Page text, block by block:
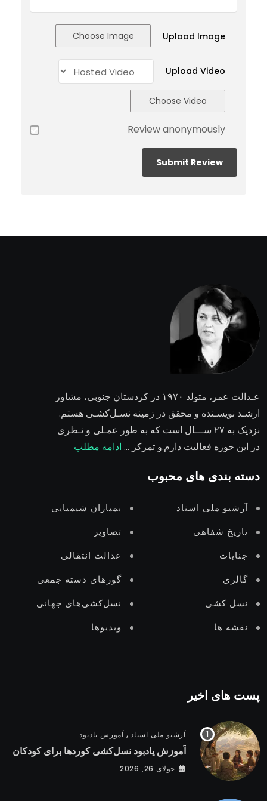
Upload Image
Choose Image
Upload Video
Choose Video
Review anonymously
عـدالت عمر، متولد ۱۹۷۰ در کردستان جنوبی، مشاور
ارشـد نویسـنده و محقق در زمینه نسـل‌کشـی هستم.
نزدیک به ۲٧ ســـال است که به طور عمـلی و نـظری
در این حوزه فعالیت دارم.و تمرکز … ادامه مطلب
دسته بندی های محبوب
آرشیو ملی اسناد بمباران شیمیایی
تاریخ شفاهی تصاویر
جنایات عدالت انتقالى
گالری گورهای دستە جمعی
نسل‌ کشی نسل‌کشی‌های جهانی
نقشه ها ویدیوها
پست های اخیر
آرشیو ملی اسناد , آموزش یادبود
آموزش یادبود نسل‌کشی کوردها برای کودکان
جولای 26, 2026